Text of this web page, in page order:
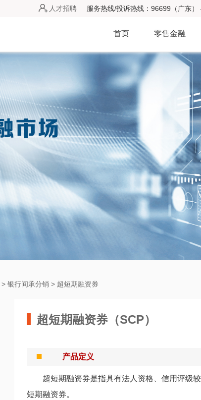
服务热线/投诉热线：96699（广东
人才招聘
首页 零售金融
> 银行间承分销 > 超短期融资券
超短期融资券（SCP）
产品定义
超短期融资券是指具有法人资格、信用评级较
短期融资券。